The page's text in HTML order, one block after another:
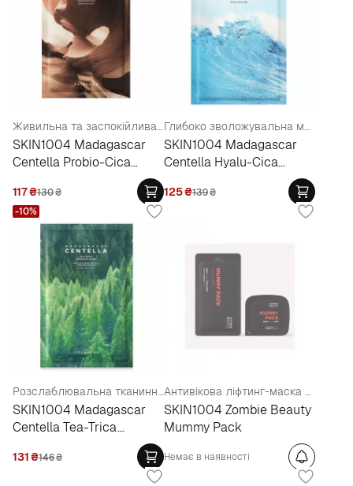
Живильна та заспокійлива маска з екстрактом центелли та пробіотиками
SKIN1004 Madagascar
Centella Probio-Cica
117₴130₴
Глибоко зволожувальна маска для обличчя
SKIN1004 Madagascar
Centella Hyalu-Cica
125₴139₴
Розслаблювальна тканинна маска для обличчя
SKIN1004 Madagascar
Centella Tea-Trica
131₴146₴
-10%
Антивікова ліфтинг-маска з чорним трюфелем (пробник)
SKIN1004 Zombie Beauty
Mummy Pack
Немає в наявності